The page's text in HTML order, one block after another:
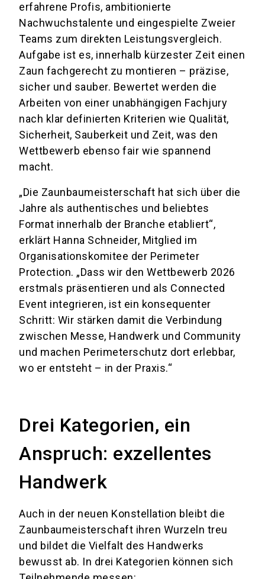
erfahrene Profis, ambitionierte
Nachwuchstalente und eingespielte Zweier
Teams zum direkten Leistungsvergleich.
Aufgabe ist es, innerhalb kürzester Zeit einen
Zaun fachgerecht zu montieren – präzise,
sicher und sauber. Bewertet werden die
Arbeiten von einer unabhängigen Fachjury
nach klar definierten Kriterien wie Qualität,
Sicherheit, Sauberkeit und Zeit, was den
Wettbewerb ebenso fair wie spannend
macht.
„Die Zaunbaumeisterschaft hat sich über die
Jahre als authentisches und beliebtes
Format innerhalb der Branche etabliert“,
erklärt Hanna Schneider, Mitglied im
Organisationskomitee der Perimeter
Protection. „Dass wir den Wettbewerb 2026
erstmals präsentieren und als Connected
Event integrieren, ist ein konsequenter
Schritt: Wir stärken damit die Verbindung
zwischen Messe, Handwerk und Community
und machen Perimeterschutz dort erlebbar,
wo er entsteht – in der Praxis.“
Drei Kategorien, ein
Anspruch: exzellentes
Handwerk
Auch in der neuen Konstellation bleibt die
Zaunbaumeisterschaft ihren Wurzeln treu
und bildet die Vielfalt des Handwerks
bewusst ab. In drei Kategorien können sich